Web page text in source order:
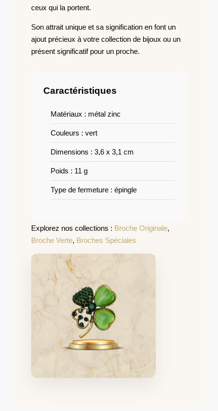
ceux qui la portent.
Son attrait unique et sa signification en font un
ajout précieux à votre collection de bijoux ou un
présent significatif pour un proche.
Caractéristiques
Matériaux : métal zinc
Couleurs : vert
Dimensions : 3,6 x 3,1 cm
Poids : 11 g
Type de fermeture : épingle
Explorez nos collections : Broche Originale,
Broche Verte, Broches Spéciales